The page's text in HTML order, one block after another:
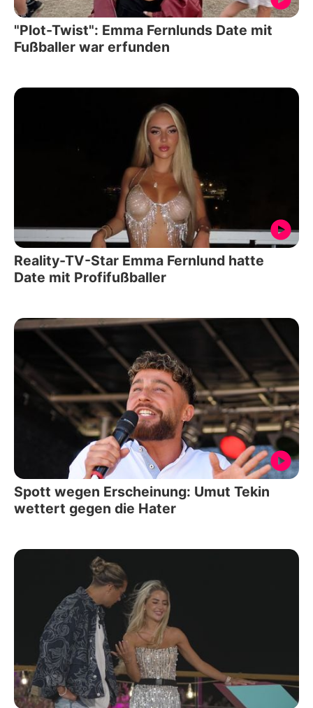
"Plot-Twist": Emma Fernlunds Date mit
Fußballer war erfunden
Reality-TV-Star Emma Fernlund hatte
Date mit Profifußballer
Spott wegen Erscheinung: Umut Tekin
wettert gegen die Hater